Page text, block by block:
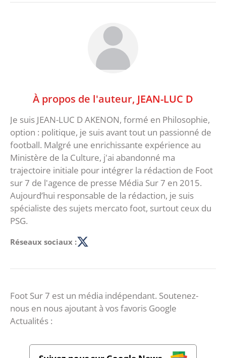
À propos de l'auteur, JEAN-LUC D
Je suis JEAN-LUC D AKENON, formé en Philosophie,
option : politique, je suis avant tout un passionné de
football. Malgré une enrichissante expérience au
Ministère de la Culture, j'ai abandonné ma
trajectoire initiale pour intégrer la rédaction de Foot
sur 7 de l'agence de presse Média Sur 7 en 2015.
Aujourd’hui responsable de la rédaction, je suis
spécialiste des sujets mercato foot, surtout ceux du
PSG.
Réseaux sociaux :
Foot Sur 7 est un média indépendant. Soutenez-
nous en nous ajoutant à vos favoris Google
Actualités :